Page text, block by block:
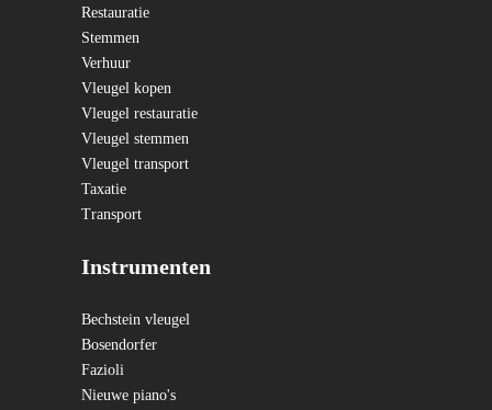
Restauratie
Stemmen
Verhuur
Vleugel kopen
Vleugel restauratie
Vleugel stemmen
Vleugel transport
Taxatie
Transport
Instrumenten
Bechstein vleugel
Bosendorfer
Fazioli
Nieuwe piano's